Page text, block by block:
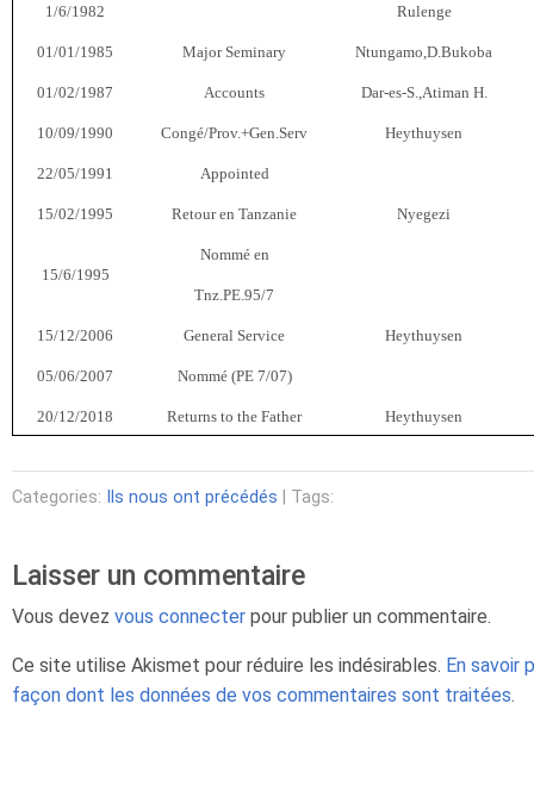
1/6/1982 Rulenge
01/01/1985 Major Seminary Ntungamo,D.Bukoba
01/02/1987 Accounts Dar-es-S.,Atiman H.
10/09/1990 Congé/Prov.+Gen.Serv Heythuysen
22/05/1991 Appointed
15/02/1995 Retour en Tanzanie Nyegezi
15/6/1995
Nommé en
Tnz.PE.95/7
15/12/2006 General Service Heythuysen
05/06/2007 Nommé (PE 7/07)
20/12/2018 Returns to the Father Heythuysen
Categories: Ils nous ont précédés | Tags:
Laisser un commentaire
Vous devez vous connecter pour publier un commentaire.
Ce site utilise Akismet pour réduire les indésirables. En savoir
façon dont les données de vos commentaires sont traitées.